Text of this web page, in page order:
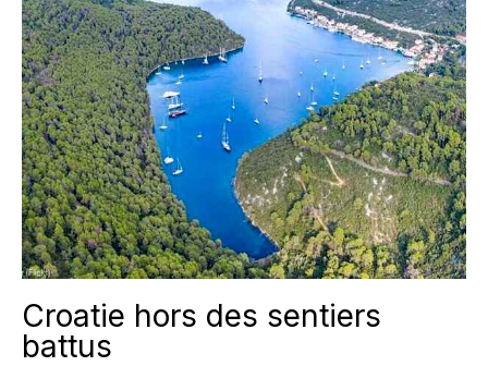
Croatie hors des sentiers
battus